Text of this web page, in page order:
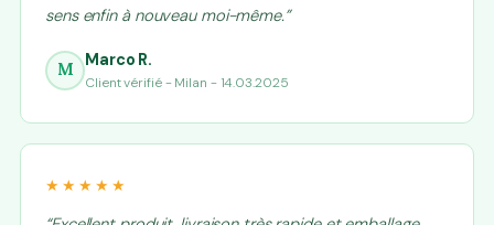
sens enfin à nouveau moi-même.”
M
Marco R.
Client vérifié - Milan - 14.03.2025
★★★★★